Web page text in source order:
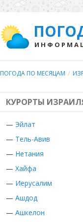
ПОГОДА ПО МЕСЯЦАМ /
КУРОРТЫ
— Эйлат
— Тель-Авив
— Нетания
— Хайфа
— Иерусалим
— Ашдод
— Ашкелон